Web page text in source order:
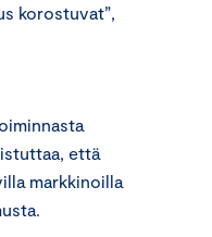
korostuvat”,
että
markkinoilla